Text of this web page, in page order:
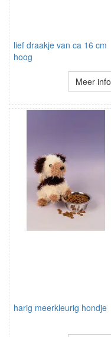
lief draakje van ca 16 cm
hoog
Meer info
harig meerkleurig hondje